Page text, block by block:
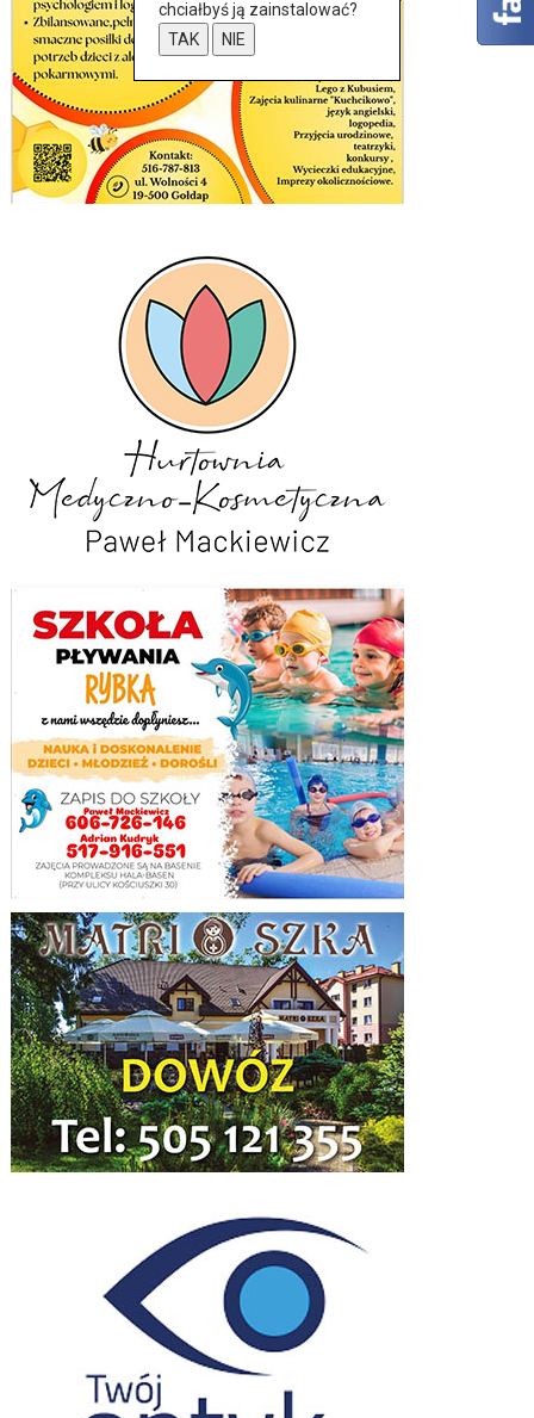
chciałbyś ją zainstalować?
TAK
NIE